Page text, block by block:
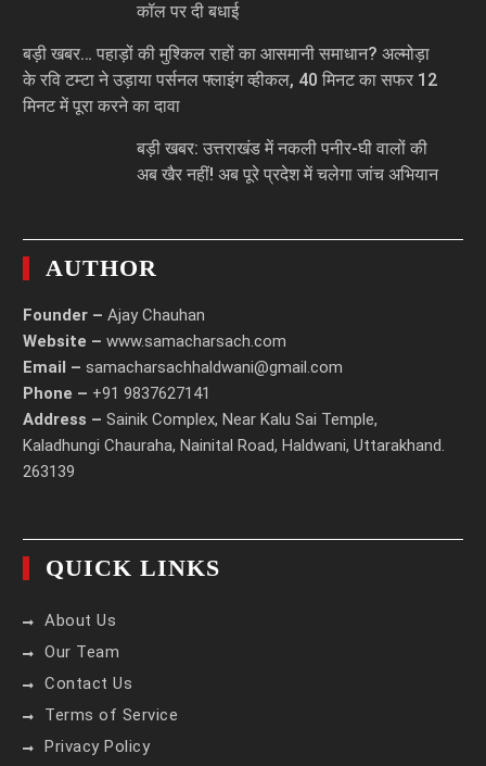
कॉल पर दी बधाई
बड़ी खबर… पहाड़ों की मुश्किल राहों का आसमानी समाधान? अल्मोड़ा
के रवि टम्टा ने उड़ाया पर्सनल फ्लाइंग व्हीकल, 40 मिनट का सफर 12
मिनट में पूरा करने का दावा
बड़ी खबर: उत्तराखंड में नकली पनीर-घी वालों की
अब खैर नहीं! अब पूरे प्रदेश में चलेगा जांच अभियान
AUTHOR
Founder – Ajay Chauhan
Website – www.samacharsach.com
Email – samacharsachhaldwani@gmail.com
Phone – +91 9837627141
Address – Sainik Complex, Near Kalu Sai Temple,
Kaladhungi Chauraha, Nainital Road, Haldwani, Uttarakhand.
263139
QUICK LINKS
About Us
Our Team
Contact Us
Terms of Service
Privacy Policy